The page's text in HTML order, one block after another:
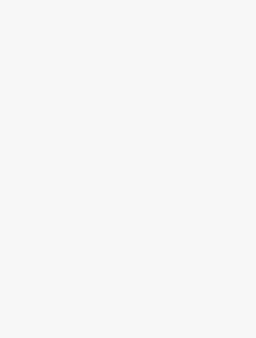
высококачественной